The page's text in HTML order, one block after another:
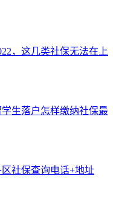
，这几类社保无法在上
学生落户怎样缴纳社保最
区社保查询电话+地址